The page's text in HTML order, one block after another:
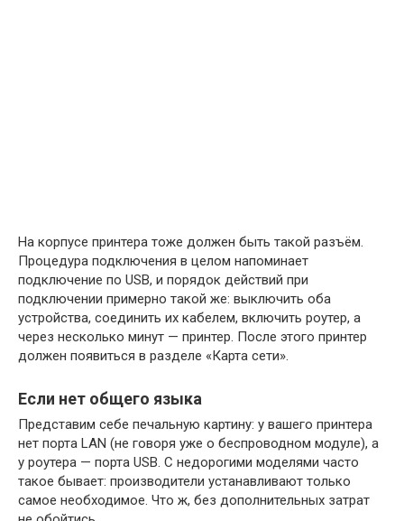
На корпусе принтера тоже должен быть такой разъём.
Процедура подключения в целом напоминает
подключение по USB, и порядок действий при
подключении примерно такой же: выключить оба
устройства, соединить их кабелем, включить роутер, а
через несколько минут — принтер. После этого принтер
должен появиться в разделе «Карта сети».
Если нет общего языка
Представим себе печальную картину: у вашего принтера
нет порта LAN (не говоря уже о беспроводном модуле), а
у роутера — порта USB. С недорогими моделями часто
такое бывает: производители устанавливают только
самое необходимое. Что ж, без дополнительных затрат